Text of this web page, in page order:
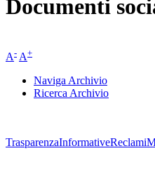
Documenti
A- A+
Naviga Archivio
Ricerca Archivio
TrasparenzaInformativeReclami